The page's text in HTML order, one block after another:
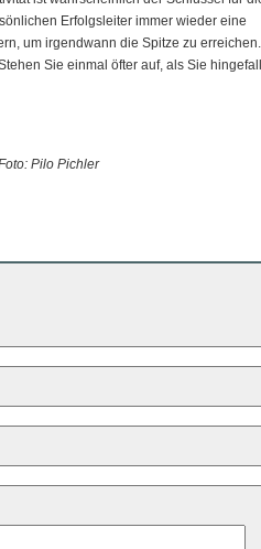
Erfolgsleiter immer wieder eine
um irgendwann die Spitze zu
Sie einmal öfter auf, als Sie
Pilo Pichler